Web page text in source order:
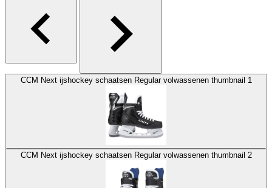
CCM Next ijshockey schaatsen Regular volwassenen thumbnail 1
CCM Next ijshockey schaatsen Regular volwassenen thumbnail 2